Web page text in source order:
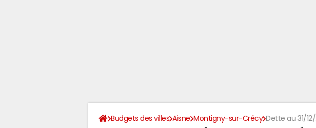
Budgets des villes Aisne Montigny-sur-Crécy Dette au 31/